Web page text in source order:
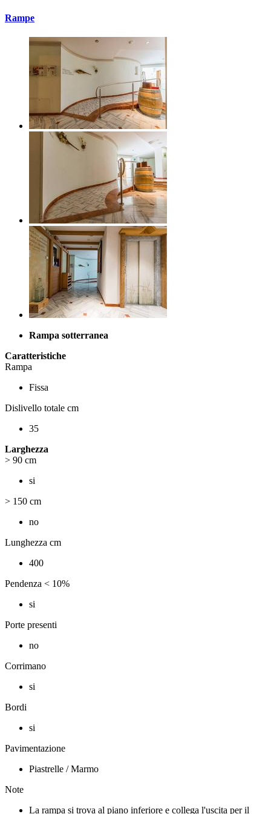
Rampe
Rampa sotterranea
Caratteristiche
Rampa
Fissa
Dislivello totale cm
35
Larghezza
> 90 cm
si
> 150 cm
no
Lunghezza cm
400
Pendenza < 10%
si
Porte presenti
no
Corrimano
si
Bordi
si
Pavimentazione
Piastrelle / Marmo
Note
La rampa si trova al piano inferiore e collega l'uscita per il